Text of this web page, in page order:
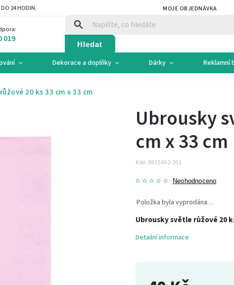
DO 24 HODIN. MOJE OBJEDNÁVKA
019 Hledat
Dekorace a doplňky Dárky Reklamní
20 ks 33 cm x 33 cm
Ubrousky
cm x 33 cm
Kód: 9915402-201
Neohodnoceno
Položka byla vyprodána…
Ubrousky světle růžové 20
Detailní informace